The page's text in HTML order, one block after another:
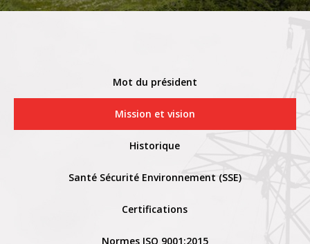
Mot du président
Mission et vision
Historique
Santé Sécurité Environnement (SSE)
Certifications
Normes ISO 9001:2015